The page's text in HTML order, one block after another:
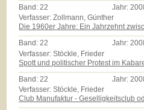
Band:22 Jahr:
Verfasser: Zollmann, Günther
Die 1960er Jahre: Ein Jahrzehnt
Band:22 Jahr:
Verfasser: Stöckle, Frieder
Spott und politischer Protest im
Band:22 Jahr:
Verfasser: Stöckle, Frieder
Club Manufaktur - Geselligkeitsclub